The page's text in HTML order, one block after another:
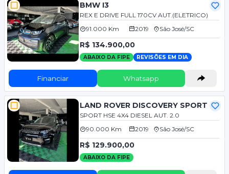
BMW I3
REX E DRIVE FULL 170CV AUT.(ELETRICO)
91.000 Km
2019 São José/SC
R$ 134.900,00
ABAIXO DA FIPE REVISÕES EM DIA
Financiar Whatsapp
LAND ROVER DISCOVERY SPORT
SPORT HSE 4X4 DIESEL AUT. 2.0
90.000 Km
2019 São José/SC
R$ 129.900,00
ABAIXO DA FIPE